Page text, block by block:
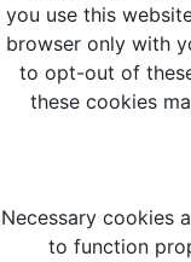
you use this
browser only with
to opt-out of
these cookies
Necessary cookies
to function